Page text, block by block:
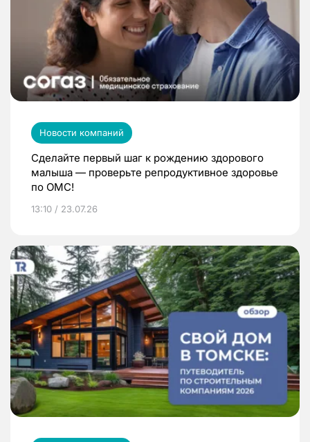
Новости компаний
Сделайте первый шаг к рождению здорового
малыша — проверьте репродуктивное здоровье
по ОМС!
13:10 / 23.07.26